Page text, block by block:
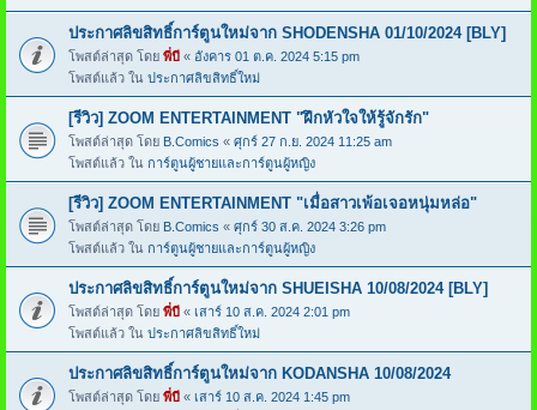
ประกาศลิขสิทธิ์การ์ตูนใหม่จาก SHODENSHA 01/10/2024 [BLY]
โพสต์ล่าสุด โดย พี่บี « อังคาร 01 ต.ค. 2024 5:15 pm
โพสต์แล้ว ใน ประกาศลิขสิทธิ์ใหม่
[รีวิว] ZOOM ENTERTAINMENT "ฝึกหัวใจให้รู้จักรัก"
โพสต์ล่าสุด โดย B.Comics « ศุกร์ 27 ก.ย. 2024 11:25 am
โพสต์แล้ว ใน การ์ตูนผู้ชายและการ์ตูนผู้หญิง
[รีวิว] ZOOM ENTERTAINMENT "เมื่อสาวเพ้อเจอหนุ่มหล่อ"
โพสต์ล่าสุด โดย B.Comics « ศุกร์ 30 ส.ค. 2024 3:26 pm
โพสต์แล้ว ใน การ์ตูนผู้ชายและการ์ตูนผู้หญิง
ประกาศลิขสิทธิ์การ์ตูนใหม่จาก SHUEISHA 10/08/2024 [BLY]
โพสต์ล่าสุด โดย พี่บี « เสาร์ 10 ส.ค. 2024 2:01 pm
โพสต์แล้ว ใน ประกาศลิขสิทธิ์ใหม่
ประกาศลิขสิทธิ์การ์ตูนใหม่จาก KODANSHA 10/08/2024
โพสต์ล่าสุด โดย พี่บี « เสาร์ 10 ส.ค. 2024 1:45 pm